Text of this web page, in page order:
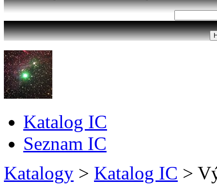
Katalog IC
Seznam IC
Katalogy > Katalog IC >